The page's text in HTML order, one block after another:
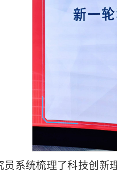
员系统梳理了科技创新